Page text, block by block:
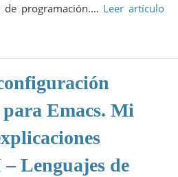
programación.… Leer artículo
Emacs. Mi
Lenguajes de